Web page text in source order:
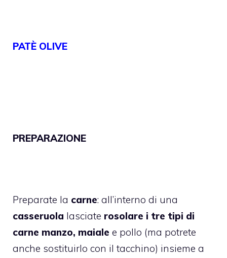
PATÈ OLIVE
PREPARAZIONE
Preparate la carne: all’interno di una
casseruola lasciate rosolare i tre tipi di
carne manzo, maiale e pollo (ma potrete
anche sostituirlo con il tacchino) insieme a